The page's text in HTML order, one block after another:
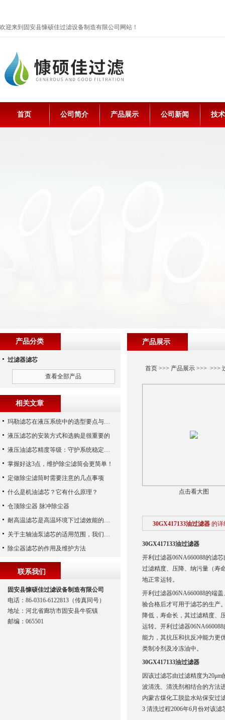
欢迎来到固安县慷硕佳过滤设备制造有限公司网站！
首页 公司简介 产品展示 公司新闻 技
产品展示
首页>>> 产品展示>>> >>>
点击看大图
30GX417133油过滤器 的详
30GX417133油过滤器
开利过滤器06NA660088的滤
过滤精度、压降、纳污量（寿
地正常运转。
开利过滤器06NA660088的端
验合格后才可用于滤芯的生产
降低，寿命长，其过滤精度、
运转。开利过滤器
能力，其抗压和抗反冲能力更
类制冷剂及冷冻油中。
30GX417133油过滤器
因该过滤芯由过滤精度为
波清洗、清洗剂相结合的方法
内蒙古煤化工脱盐水站保安过
3 清洗过程2006年6月份对该
产品分类
过滤器滤芯
查看全部产品
相关文章
玛勒滤芯在液压系统中的选型要点与常见误区
液压滤芯的安装方式和选购是很重要的
液压油滤芯精度等级：守护系统稳定与寿命的“微米标尺”
掌握好这3点，维护除尘滤筒会更简单！
定做除尘滤筒时需要注意的几点事项
什么是机油滤芯？它有什么原理？
仓顶除尘器 脉冲除尘器
耐高温滤芯是高温环境下过滤效能的安全守护者
关于主轴油泵滤芯的适用范围，我们已经为您整理好了
除尘器滤芯的作用及维护方法
联系我们
固安县慷硕佳过滤设备制造有限公司
电话：86-0316-6122813（传真同号）
地址：河北省廊坊市固安县牛驼镇
邮编：065501